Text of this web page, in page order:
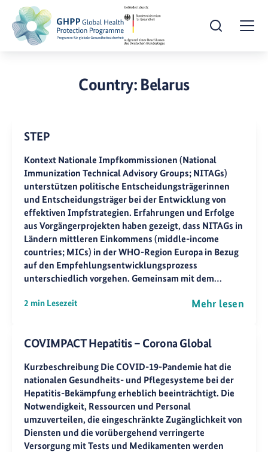
Suche öffnen
Country: Belarus
STEP
Kontext Nationale Impfkommissionen (National
Immunization Technical Advisory Groups; NITAGs)
unterstützen politische Entscheidungsträgerinnen
und Entscheidungsträger bei der Entwicklung von
effektiven Impfstrategien. Erfahrungen und Erfolge
aus Vorgängerprojekten haben gezeigt, dass NITAGs in
Ländern mittleren Einkommens (middle-income
countries; MICs) in der WHO-Region Europa in Bezug
auf den Empfehlungsentwicklungsprozess
unterschiedlich vorgehen. Gemeinsam mit dem…
2 min Lesezeit Mehr lesen
COVIMPACT Hepatitis – Corona Global
Kurzbeschreibung Die COVID-19-Pandemie hat die
nationalen Gesundheits- und Pflegesysteme bei der
Hepatitis-Bekämpfung erheblich beeinträchtigt. Die
Notwendigkeit, Ressourcen und Personal
umzuverteilen, die eingeschränkte Zugänglichkeit von
Diensten und die vorübergehend verringerte
Versorgung mit Tests und Medikamenten werden